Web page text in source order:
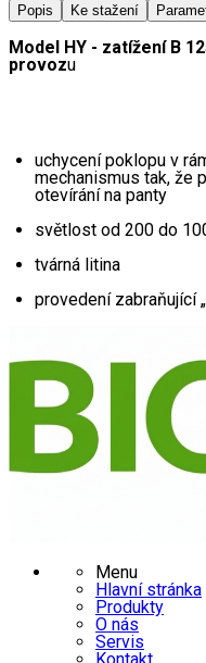
Popis
Ke stažení
Model HY - zatížení B
provozu
uchycení poklopu v
mechanismus tak, že
otevírání na panty
světlost od 200 do
tvárná litina
provedení zabraňující
Menu
Hlavní stránka
Produkty
O nás
Servis